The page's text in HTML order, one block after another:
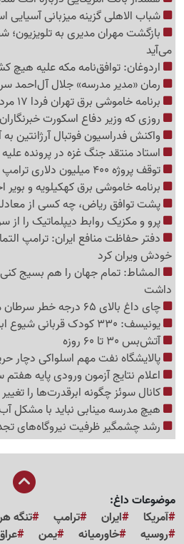
شباب الاهلی گزینه میزبانی آسیایی
بازگشت مهران مدیری به
می‌آید
اردوغان: توافق‌نامه مکه علیه
رمان «مدیر مدرسه» جلال آل‌احمد
برنامه خاموشی برق تهران فردا 17 مرداد اعلام شد+ جزییات
روزی که وزیر دفاع اسکورت
واکنش فدراسیون فوتبال آرژانتین
استاد منتقد جنگ غزه در پرونده
توقف پروژه 400 میلیون دلاری ترامپ در کاخ سفید با حکم دادگاه
برنامه خاموشی برق کهکیلویه و بویر احمد شنبه 17
پشت توافق ریاض، چه کسی از
پرو و مکزیک روابط دیپلماتیک را از
دفتر حفاظت منافع ایران: ترامپ
خودش ویران کرد
المشاط: تمام جهان را هم بسیج کنی
داشت
چای داغ بالای 65 درجه خطر سرطان مری را افزایش می‌دهد
یونیسف: 330 کودک قربانی شیوع ابولا در کنگو شدند
آتش‌بس 30 تا 60 روزه
پالایشگاه نفت مهم اسلواکی دچار
اعلام نتایج آزمون ورودی پایه هفتم
کانال سوئز چگونه ابرقدرت‌ها را
هیچ مدرسه مینابی نباید با مشکل آب
رشد چشمگیر ظرفیت نیروگاه‌های
موضوعات داغ:
آمریکا
ایران ترامپ تنگه
روسیه
خاورمیانه یمن